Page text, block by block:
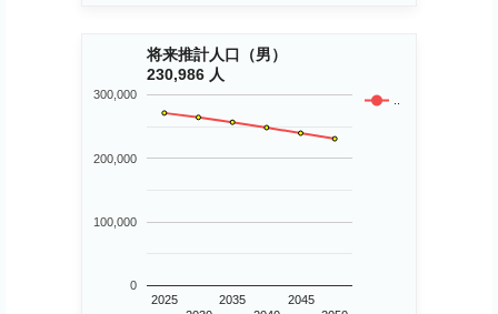
将来推計人口（男）
230,986 人
..
2025
2035
2045
0
100,000
200,000
300,000